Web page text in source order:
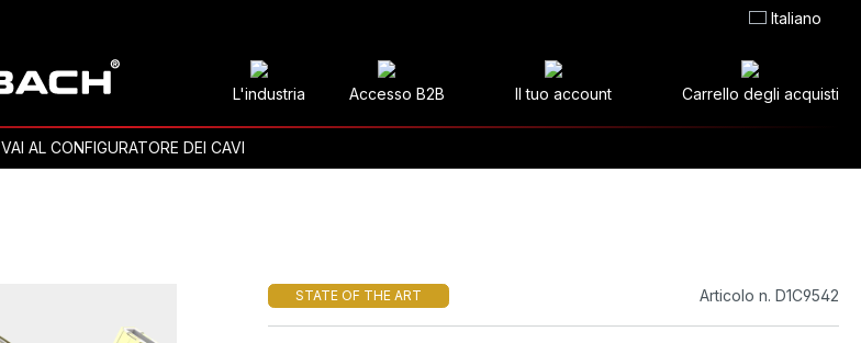
Italiano
L'industria Accesso B2B Il tuo account Carrello degli acquisti
VAI AL CONFIGURATORE DEI CAVI
STATE OF THE ART Articolo n. D1C9542